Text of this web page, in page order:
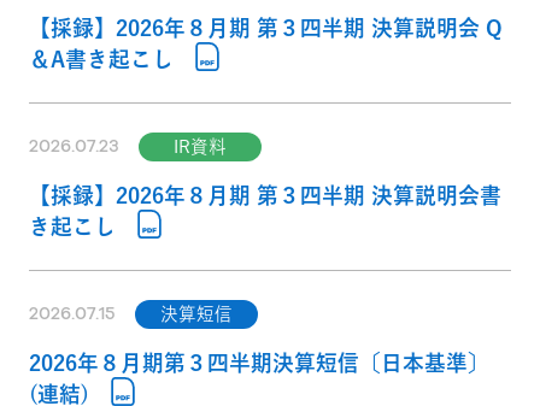
【採録】2026年８月期 第３四半期 決算説明会 Q
＆A書き起こし
2026.07.23 IR資料
【採録】2026年８月期 第３四半期 決算説明会書
き起こし
2026.07.15 決算短信
2026年８月期第３四半期決算短信〔日本基準〕
(連結)